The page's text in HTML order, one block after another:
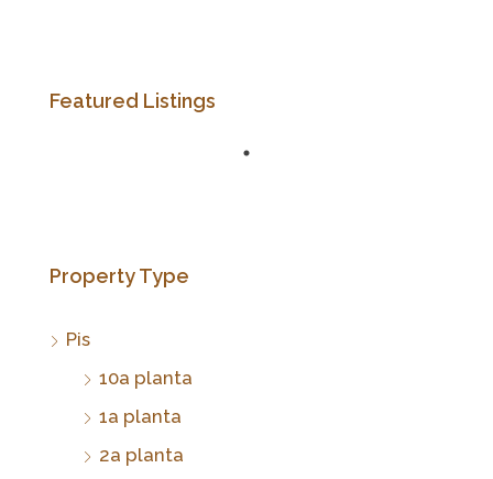
Featured Listings
Property Type
Pis
10a planta
1a planta
2a planta